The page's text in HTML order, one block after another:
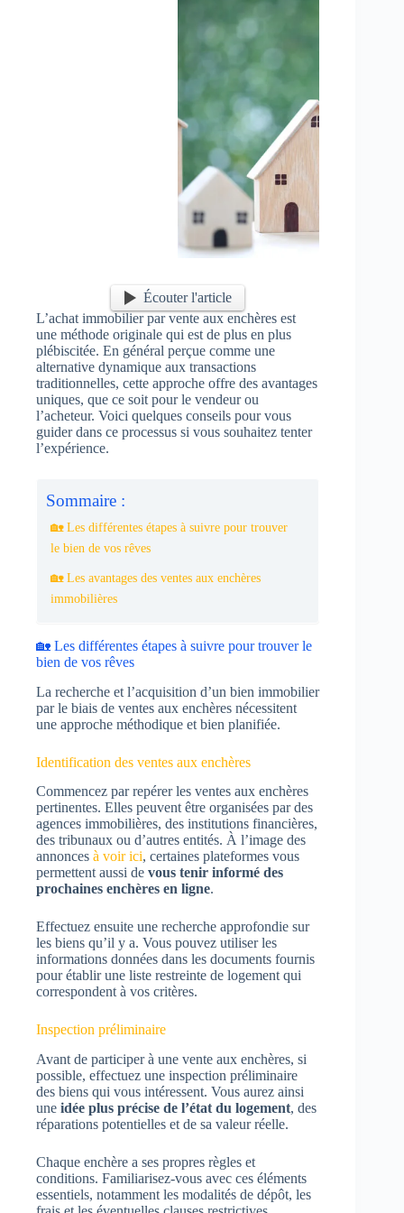
Écouter l'article
L’achat immobilier par vente aux enchères est
une méthode originale qui est de plus en plus
plébiscitée. En général perçue comme une
alternative dynamique aux transactions
traditionnelles, cette approche offre des avantages
uniques, que ce soit pour le vendeur ou
l’acheteur. Voici quelques conseils pour vous
guider dans ce processus si vous souhaitez tenter
l’expérience.
Sommaire :
🏡 Les différentes étapes à suivre pour trouver
le bien de vos rêves
🏡 Les avantages des ventes aux enchères
immobilières
🏡 Les différentes étapes à suivre pour trouver le
bien de vos rêves
La recherche et l’acquisition d’un bien immobilier
par le biais de ventes aux enchères nécessitent
une approche méthodique et bien planifiée.
Identification des ventes aux enchères
Commencez par repérer les ventes aux enchères
pertinentes. Elles peuvent être organisées par des
agences immobilières, des institutions financières,
des tribunaux ou d’autres entités. À l’image des
annonces à voir ici, certaines plateformes vous
permettent aussi de vous tenir informé des
prochaines enchères en ligne.
Effectuez ensuite une recherche approfondie sur
les biens qu’il y a. Vous pouvez utiliser les
informations données dans les documents fournis
pour établir une liste restreinte de logement qui
correspondent à vos critères.
Inspection préliminaire
Avant de participer à une vente aux enchères, si
possible, effectuez une inspection préliminaire
des biens qui vous intéressent. Vous aurez ainsi
une idée plus précise de l’état du logement, des
réparations potentielles et de sa valeur réelle.
Chaque enchère a ses propres règles et
conditions. Familiarisez-vous avec ces éléments
essentiels, notamment les modalités de dépôt, les